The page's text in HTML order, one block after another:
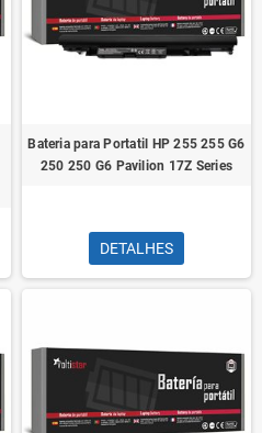
Bateria para Portatil HP 255 255 G6
250 250 G6 Pavilion 17Z Series
DETALHES